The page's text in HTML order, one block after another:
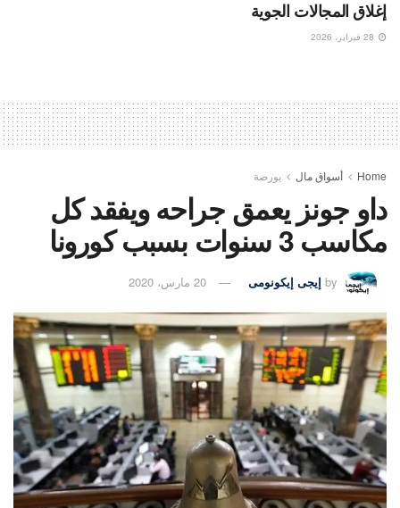
إغلاق المجالات الجوية
Home أسواق مال بورصة
داو جونز يعمق جراحه ويفقد كل
مكاسب 3 سنوات بسبب كورونا
by إيجى إيكونومى 20 مارس، 2020